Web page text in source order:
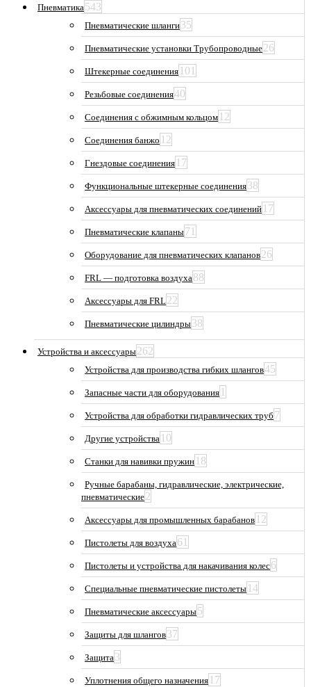
Пневматика543
Пневматические шланги35
Пневматические установки Трубопроводные26
Штекерные соединения 101
Резьбовые соединения40
Соединения с обжимным кольцом 12
Соединения банжо 12
Гнездовые соединения 17
Функциональные штекерные соединения38
Аксессуары для пневматических соединений 17
Пневматические клапаны71
Оборудование для пневматических клапанов26
FRL — подготовка воздуха88
Аксессуары для FRL22
Пневматические цилиндры38
Устройства и аксессуары262
Устройства для производства гибких шлангов45
Запасные части для оборудования 1
Устройства для обработки гидравлических труб 7
Другие устройства 10
Станки для навивки пружин 18
Ручные барабаны, гидравлические, электрические,
пневматические2
Аксессуары для промышленных барабанов 12
Пистолеты для воздуха61
Пистолеты и устройства для накачивания колес6
Специальные пневматические пистолеты 14
Пневматические аксессуары5
Защиты для шлангов37
Защита3
Уплотнения общего назначения 17